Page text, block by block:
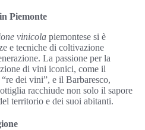
Piemonte
vinicola piemontese si è
e tecniche di coltivazione
La passione per la
di vini iconici, come il
dei vini”, e il Barbaresco,
racchiude non solo il sapore
territorio e dei suoi abitanti.